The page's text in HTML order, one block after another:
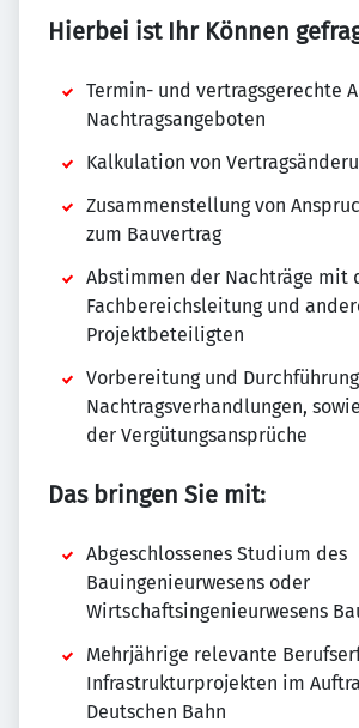
Hierbei ist Ihr Können
Termin- und vertragsgerechte
Nachtragsangeboten
Kalkulation von
Zusammenstellung von
zum Bauvertrag
Abstimmen der Nachträge mit
Fachbereichsleitung und
Projektbeteiligten
Vorbereitung und
Nachtragsverhandlungen,
der Vergütungsansprüche
Das bringen Sie mit:
Abgeschlossenes Studium des
Bauingenieurwesens oder
Wirtschaftsingenieurwesens
Mehrjährige relevante
Infrastrukturprojekten im
Deutschen Bahn